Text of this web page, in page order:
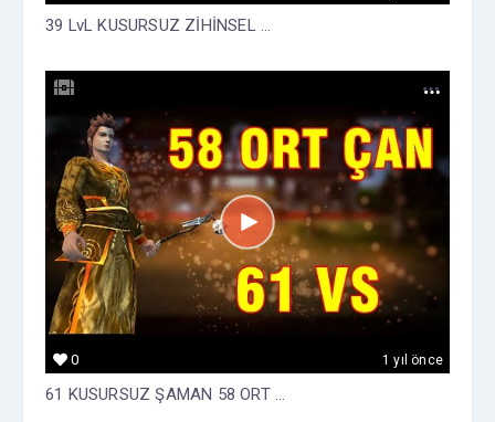
39 LvL KUSURSUZ ZİHİNSEL ...
1 yıl önce
0
61 KUSURSUZ ŞAMAN 58 ORT ...